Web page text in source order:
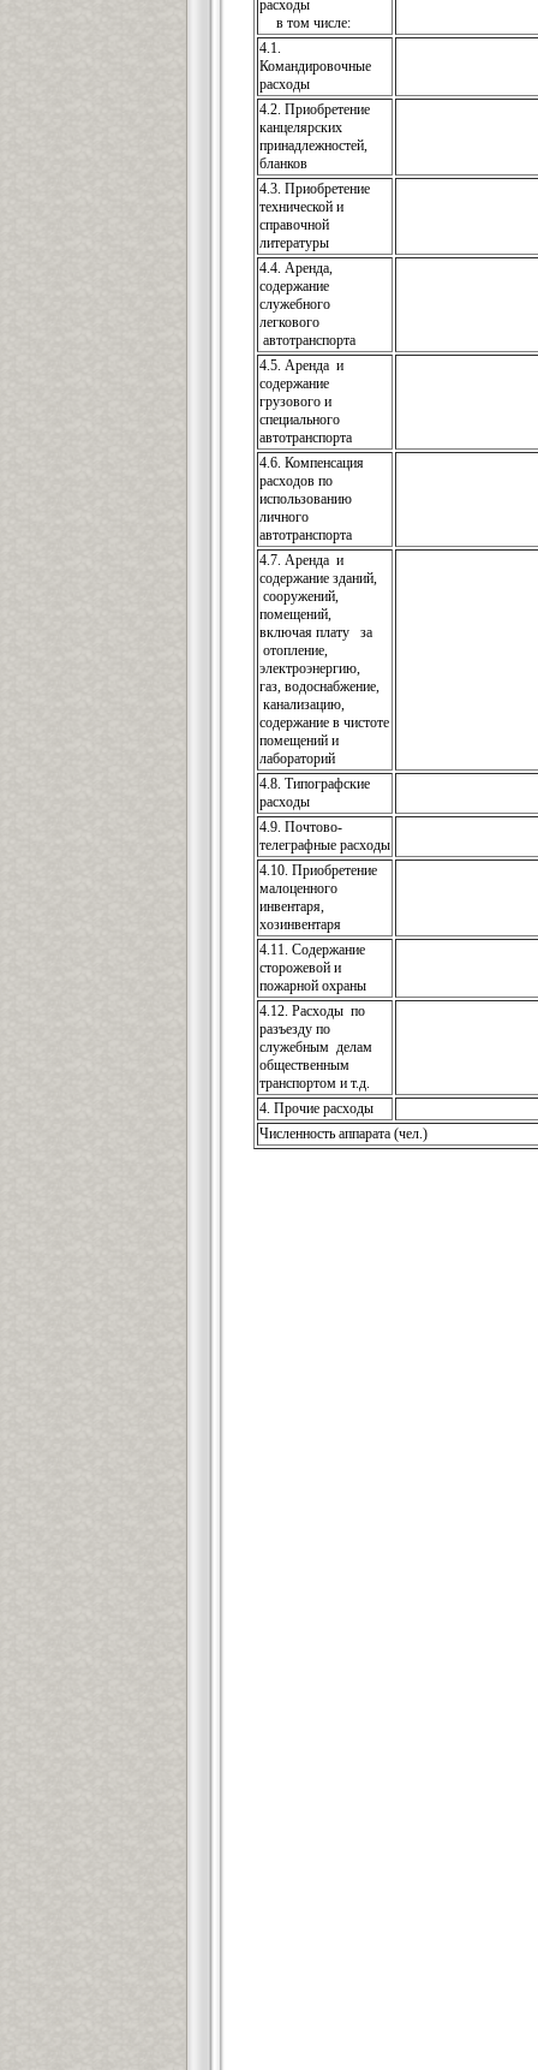
расходы
в том числе:
4.1.
Командировочные
расходы
4.2. Приобретение
канцелярских
принадлежностей,
бланков
4.3. Приобретение
технической и
справочной
литературы
4.4. Аренда,
содержание
служебного
легкового
автотранспорта
4.5. Аренда и
содержание
грузового и
специального
автотранспорта
4.6. Компенсация
расходов по
использованию
личного
автотранспорта
4.7. Аренда и
содержание зданий,
сооружений,
помещений,
включая плату за
отопление,
электроэнергию,
газ, водоснабжение,
канализацию,
содержание в чистоте
помещений и
лабораторий
4.8. Типографские
расходы
4.9. Почтово-
телеграфные расходы
4.10. Приобретение
малоценного
инвентаря,
хозинвентаря
4.11. Содержание
сторожевой и
пожарной охраны
4.12. Расходы по
разъезду по
служебным делам
общественным
транспортом и т.д.
4. Прочие расходы
Численность аппарата (чел.)